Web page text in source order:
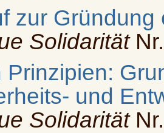
zur Gründung
Solidarität
Prinzipien:
und
Solidarität